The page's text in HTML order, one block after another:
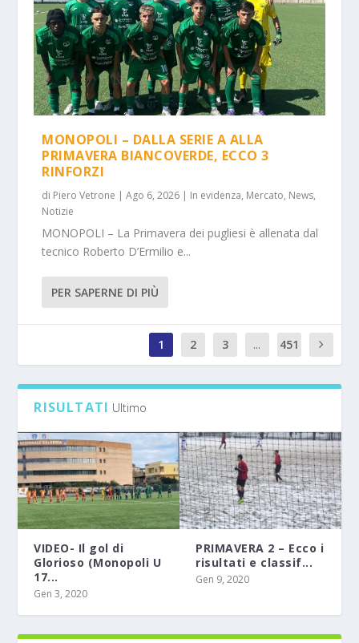
MONOPOLI – DALLA SERIE A ALLA
PRIMAVERA BIANCOVERDE, ECCO 3
RINFORZI
di Piero Vetrone |Ago 6, 2026 | In evidenza, Mercato, News,
Notizie
MONOPOLI – La Primavera dei pugliesi è allenata dal
tecnico Roberto D’Ermilio e...
PER SAPERNE DI PIÙ
1 2 3 ...
451
0
RISULTATI Ultimo
VIDEO- Il gol di
Glorioso (Monopoli U
17...
Gen 3, 2020
PRIMAVERA 2 – Ecco i
risultati e classif...
Gen 9, 2020